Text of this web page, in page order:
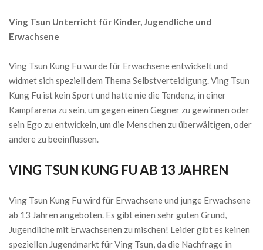
Ving Tsun Unterricht für Kinder, Jugendliche und
Erwachsene
Ving Tsun Kung Fu wurde für Erwachsene entwickelt und
widmet sich speziell dem Thema Selbstverteidigung. Ving Tsun
Kung Fu ist kein Sport und hatte nie die Tendenz, in einer
Kampfarena zu sein, um gegen einen Gegner zu gewinnen oder
sein Ego zu entwickeln, um die Menschen zu überwältigen, oder
andere zu beeinflussen.
VING TSUN KUNG FU AB 13 JAHREN
Ving Tsun Kung Fu wird für Erwachsene und junge Erwachsene
ab 13 Jahren angeboten. Es gibt einen sehr guten Grund,
Jugendliche mit Erwachsenen zu mischen! Leider gibt es keinen
speziellen Jugendmarkt für Ving Tsun, da die Nachfrage in